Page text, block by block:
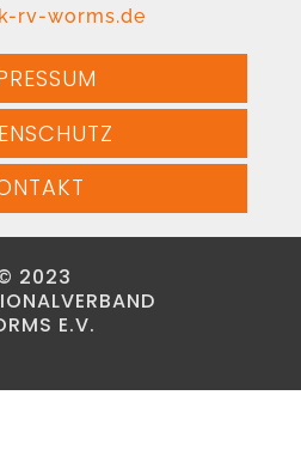
rv-worms.de
2023
E.V.